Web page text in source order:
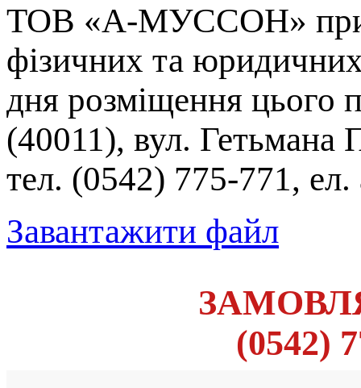
ТОВ «А-МУССОН»
фізичних та
дня розміщення цього
(40011), вул. Гетьмана
тел. (0542) 775-771,
Завантажити файл
(0542)